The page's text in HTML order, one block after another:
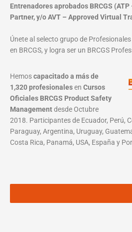
Entrenadores aprobados BRCGS
Partner, y/o AVT – Approved Virtual
Únete al selecto grupo de
en BRCGS, y logra ser un BRCGS
Hemoscapacitado a más de
1,320 profesionalesen Cursos
Oficiales BRCGS Product Safety
Managementdesde Octubre
2018. Participantes de Ecuador, Perú,
Paraguay, Argentina, Uruguay,
Costa Rica, Panamá, USA, España y